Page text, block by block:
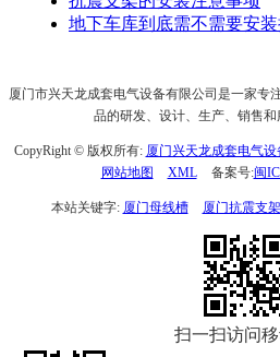
地下车库到底需不需要安
厦门市兴天龙成套电气设备有限公司是一家专
品的研发、设计、生产、销售和
CopyRight © 版权所有: 厦门兴天龙成套电气设
网站地图
XML 备案号:闽
本站关键字: 厦门母线槽 厦门抗震支架
扫一扫访问